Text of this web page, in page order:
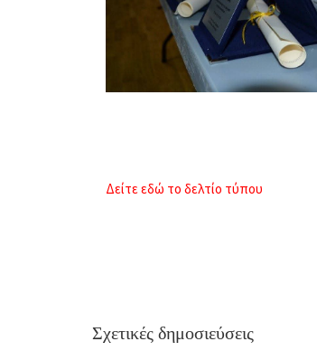
Δείτε εδώ το δελτίο τύπου
Σχετικές δημοσιεύσεις